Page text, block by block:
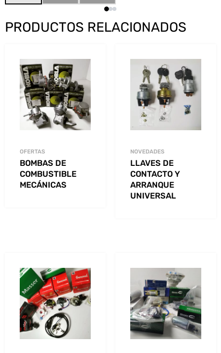
PRODUCTOS RELACIONADOS
OFERTAS
BOMBAS DE
COMBUSTIBLE
MECÁNICAS
NOVEDADES
LLAVES DE
CONTACTO Y
ARRANQUE
UNIVERSAL